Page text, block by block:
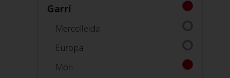
Garrí
Mercolleida
Europa
Món